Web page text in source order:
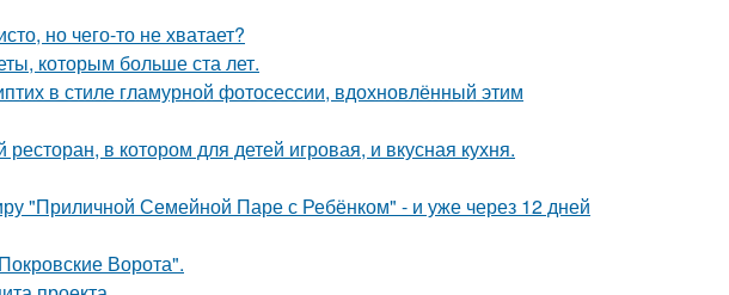
но чего-то не хватает?
которым больше ста лет.
в стиле гламурной фотосессии, вдохновлённый этим
в котором для детей игровая, и вкусная кухня.
"Приличной Семейной Паре с Ребёнком" - и уже через 12 дней
Ворота".